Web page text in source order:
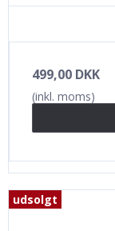
499,00 DKK
(inkl. moms)
udsolgt